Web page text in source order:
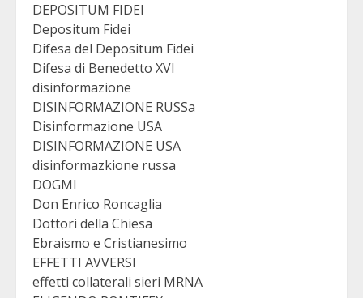
DEPOSITUM FIDEI
Depositum Fidei
Difesa del Depositum Fidei
Difesa di Benedetto XVI
disinformazione
DISINFORMAZIONE RUSSa
Disinformazione USA
DISINFORMAZIONE USA
disinformazkione russa
DOGMI
Don Enrico Roncaglia
Dottori della Chiesa
Ebraismo e Cristianesimo
EFFETTI AVVERSI
effetti collaterali sieri MRNA